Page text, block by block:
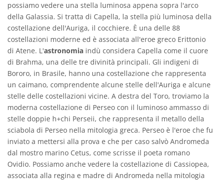
possiamo vedere una stella luminosa appena sopra l'arco
della Galassia. Si tratta di Capella, la stella più luminosa della
costellazione dell'Auriga, il cocchiere. È una delle 88
costellazioni moderne ed è associata all'eroe greco Erittonio
di Atene. L'astronomia indù considera Capella come il cuore
di Brahma, una delle tre divinità principali. Gli indigeni di
Bororo, in Brasile, hanno una costellazione che rappresenta
un caimano, comprendente alcune stelle dell'Auriga e alcune
stelle delle costellazioni vicine. A destra del Toro, troviamo la
moderna costellazione di Perseo con il luminoso ammasso di
stelle doppie h+chi Perseii, che rappresenta il metallo della
sciabola di Perseo nella mitologia greca. Perseo è l'eroe che fu
inviato a mettersi alla prova e che per caso salvò Andromeda
dal mostro marino Cetus, come scrisse il poeta romano
Ovidio. Possiamo anche vedere la costellazione di Cassiopea,
associata alla regina e madre di Andromeda nella mitologia